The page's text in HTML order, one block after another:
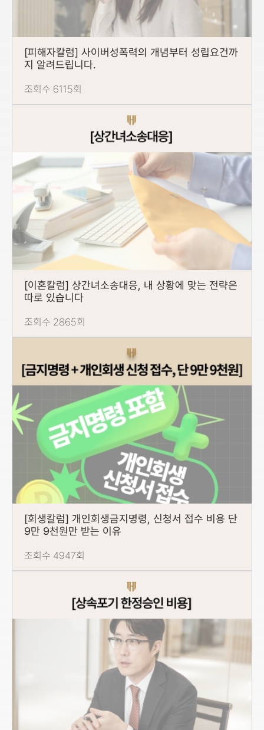
[피해자칼럼] 사이버성폭력의 개념부터 성립요건까
지 알려드립니다.
조회수 6115회
[이혼칼럼] 상간녀소송대응, 내 상황에 맞는 전략은
따로 있습니다
조회수 2865회
[회생칼럼] 개인회생금지명령, 신청서 접수 비용 단
9만 9천원만 받는 이유
조회수 4947회